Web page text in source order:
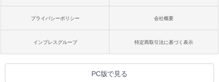
プライバシーポリシー 会社概要
インプレスグループ 特定商取引法に基づく表示
PC版で見る